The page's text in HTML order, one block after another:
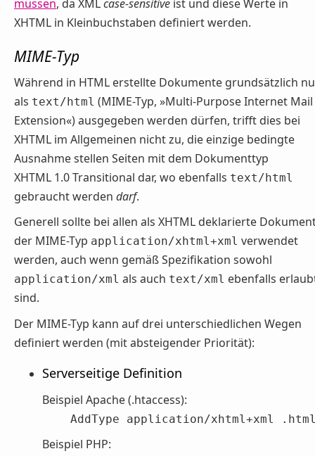
müssen, da XMLcase-sensitive ist und diese Werte in
XHTML in Kleinbuchstaben definiert werden.
MIME-Typ
Während in HTML erstellte Dokumente grundsätzlich
als text/html (MIME-Typ, »Multi-Purpose Internet Mail
Extension«) ausgegeben werden dürfen, trifft dies bei
XHTML im Allgemeinen nicht zu, die einzige bedingte
Ausnahme stellen Seiten mit dem Dokumenttyp
XHTML 1.0 Transitional dar, wo ebenfalls text/html
gebraucht werden darf.
Generell sollte bei allen als XHTML deklarierte
der MIME-Typ application/xhtml+xml verwendet
werden, auch wenn gemäß Spezifikation sowohl
application/xml als auch text/xml ebenfalls
sind.
Der MIME-Typ kann auf drei unterschiedlichen Wegen
definiert werden (mit absteigender Priorität):
Serverseitige Definition
Beispiel Apache (.htaccess):
AddType application/xhtml+xml
Beispiel PHP: